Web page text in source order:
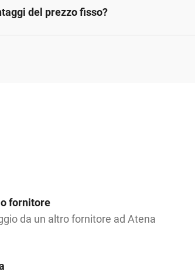
del prezzo fisso?
fornitore
da un altro fornitore ad Atena